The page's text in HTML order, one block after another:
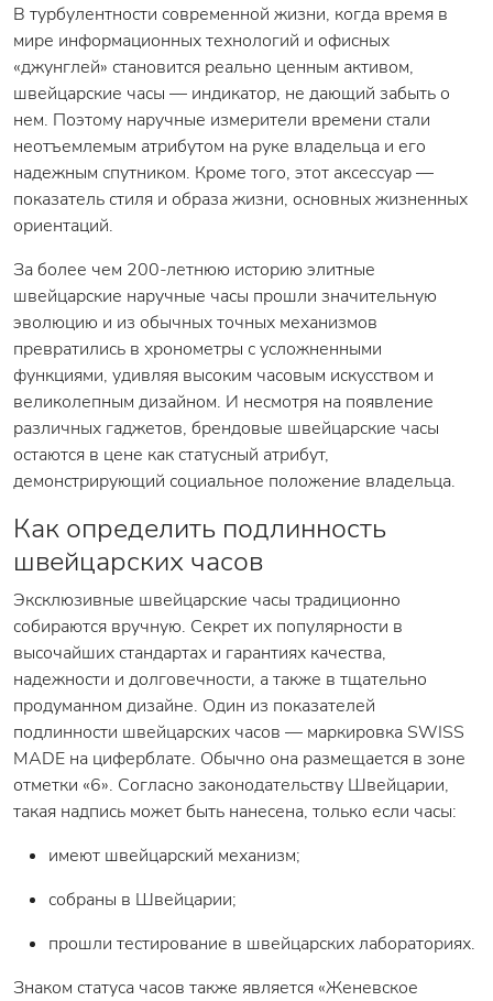
В турбулентности современной жизни, когда время в
мире информационных технологий и офисных
«джунглей» становится реально ценным активом,
швейцарские часы — индикатор, не дающий забыть о
нем. Поэтому наручные измерители времени стали
неотъемлемым атрибутом на руке владельца и его
надежным спутником. Кроме того, этот аксессуар —
показатель стиля и образа жизни, основных жизненных
ориентаций.
За более чем 200-летнюю историю элитные
швейцарские наручные часы прошли значительную
эволюцию и из обычных точных механизмов
превратились в хронометры с усложненными
функциями, удивляя высоким часовым искусством и
великолепным дизайном. И несмотря на появление
различных гаджетов, брендовые швейцарские часы
остаются в цене как статусный атрибут,
демонстрирующий социальное положение владельца.
Как определить подлинность
швейцарских часов
Эксклюзивные швейцарские часы традиционно
собираются вручную. Секрет их популярности в
высочайших стандартах и гарантиях качества,
надежности и долговечности, а также в тщательно
продуманном дизайне. Один из показателей
подлинности швейцарских часов — маркировка SWISS
MADE на циферблате. Обычно она размещается в зоне
отметки «6». Согласно законодательству Швейцарии,
такая надпись может быть нанесена, только если часы:
имеют швейцарский механизм;
собраны в Швейцарии;
прошли тестирование в швейцарских лабораториях.
Знаком статуса часов также является «Женевское